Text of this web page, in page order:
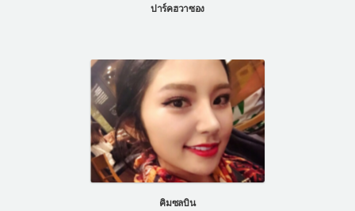
แนะนำโรงพยาบาลไอดี
ศัลยกรรมอย่างปลอดภัย
ปาร์คฮวาซอง
คิมซลบิน